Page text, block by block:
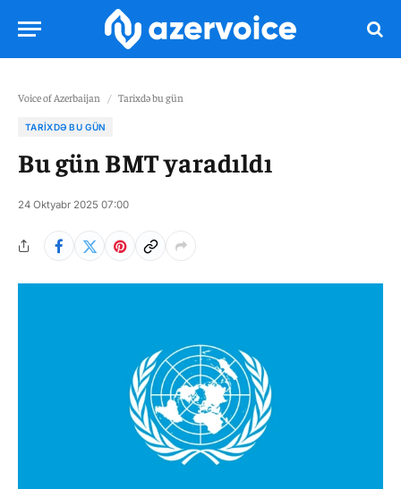
Voice of Azerbaijan / Tarixdə bu gün
TARIXDƏ BU GÜN
Bu gün BMT yaradıldı
24 Oktyabr 2025 07:00